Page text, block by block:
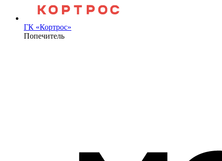
ГК «Кортрос»
Попечитель